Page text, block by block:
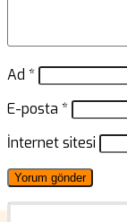
Ad *
E-posta *
İnternet sitesi